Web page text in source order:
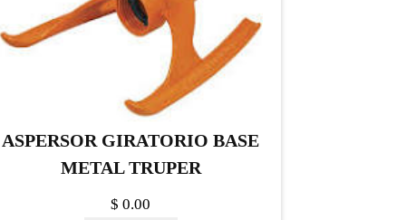
ASPERSOR GIRATORIO BASE
METAL TRUPER
$ 0.00